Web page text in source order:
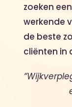
zoeken
werkende
de beste
cliënten in